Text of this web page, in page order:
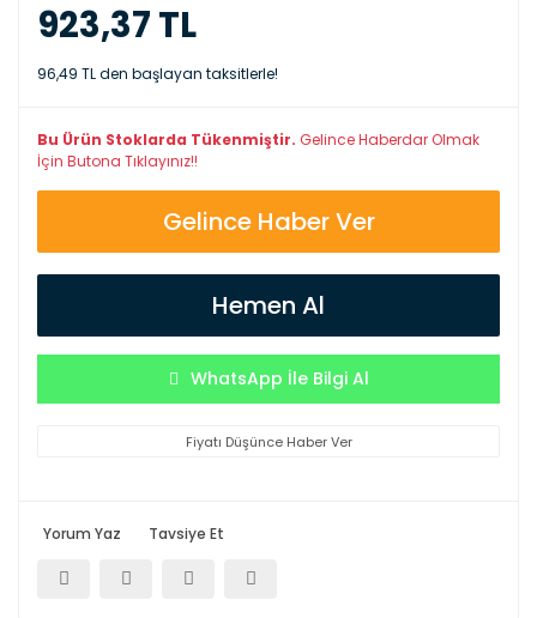
923,37 TL
96,49 TL den başlayan taksitlerle!
Bu Ürün Stoklarda Tükenmiştir. Gelince Haberdar Olmak
İçin Butona Tıklayınız!!
Gelince Haber Ver
Hemen Al
WhatsApp İle Bilgi Al
Fiyatı Düşünce Haber Ver
Yorum Yaz Tavsiye Et